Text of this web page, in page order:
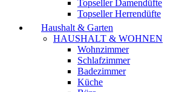
Topseller Damendüfte
Topseller Herrendüfte
Haushalt & Garten
HAUSHALT & WOHNEN
Wohnzimmer
Schlafzimmer
Badezimmer
Küche